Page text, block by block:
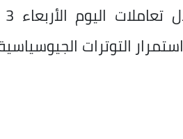
التوترات